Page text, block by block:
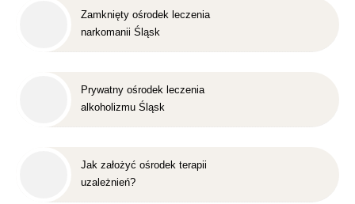
Zamknięty ośrodek leczenia
narkomanii Śląsk
Prywatny ośrodek leczenia
alkoholizmu Śląsk
Jak założyć ośrodek terapii
uzależnień?